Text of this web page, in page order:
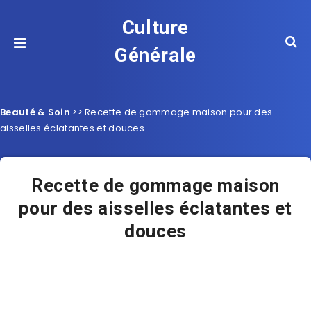
Culture
Générale
Beauté & Soin >>Recette de gommage maison pour des
aisselles éclatantes et douces
Recette de gommage maison
pour des aisselles éclatantes et
douces